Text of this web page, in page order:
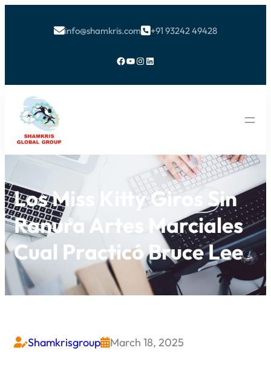
info@shamkris.com+91 93242 49428
Facebook YouTube Instagram LinkedIn
Los Miss Kitty Giros Sin
Ranura Artes Marciales
Cual Practicó Bruce Lee
ShamkrisgroupMarch 18, 2025